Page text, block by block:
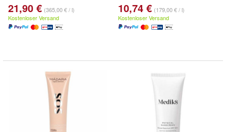
21,90 € (365,00 € / l)
Kostenloser Versand
10,74 € (179,00 € / l)
Kostenloser Versand